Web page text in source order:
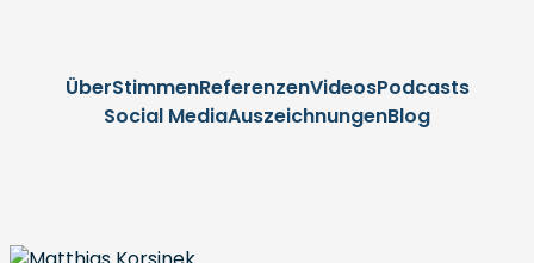
ÜberStimmenReferenzenVideosPodcasts
Social MediaAuszeichnungenBlog